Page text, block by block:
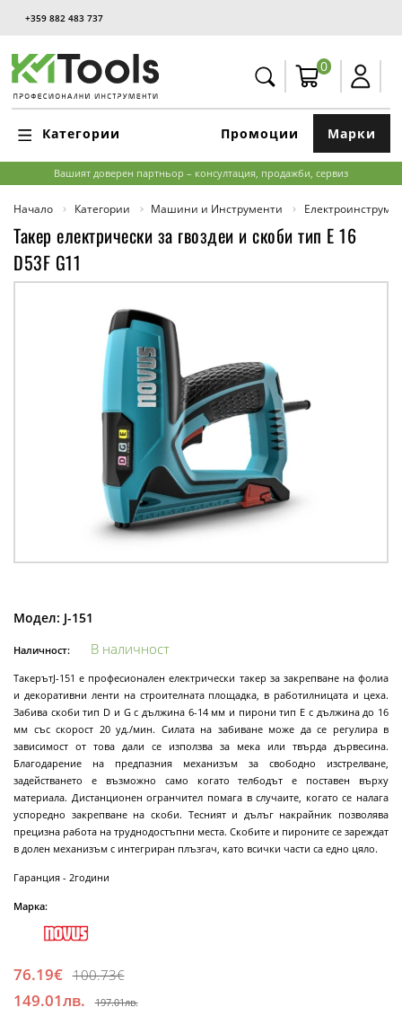
+359 882 483 737
0
Категории Марки
Промоции
Вашият доверен партньор – консултация, продажби, сервиз
Начало Категории Машини и Инструменти
Такер електрически за гвоздеи и скоби тип E 16
D53F G11
Модел: J-151
Наличност: В наличност
ТакерътJ-151 е професионален електрически такер за закрепване на фолиа
и декоративни ленти на строителната площадка, в работилницата и цеха.
Забива скоби тип D и G с дължина 6-14 мм и пирони тип E с дължина до 16
мм със скорост 20 уд./мин. Силата на забиване може да се регулира в
зависимост от това дали се използва за мека или твърда дървесина.
Благодарение на предпазния механизъм за свободно изстрелване,
задействането е възможно само когато телбодът е поставен върху
материала. Дистанционен огранчител помага в случаите, когато се налага
успоредно закрепване на скоби. Тесният и дълъг накрайник позволява
прецизна работа на труднодостъпни места. Скобите и пироните се зареждат
в долен механизъм с интегриран плъзгач, като всички части са едно цяло.
Гаранция - 2години
Марка:
76.19€ 100.73€
149.01лв. 197.01лв.